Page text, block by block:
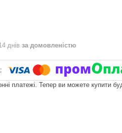
днів за домовленістю
платежі. Тепер ви можете купити